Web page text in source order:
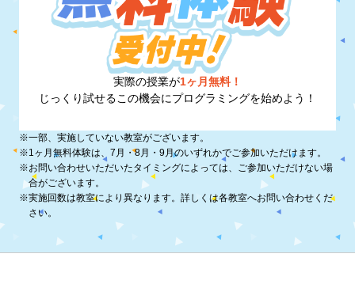
実際の授業が1ヶ月無料！
じっくり試せるこの機会にプログラミングを始めよう！
※一部、実施していない教室がございます。
※1ヶ月無料体験は、7月・8月・9月のいずれかでご参加いただけます。
※お問い合わせいただいたタイミングによっては、ご参加いただけない場
合がございます。
※実施回数は教室により異なります。詳しくは各教室へお問い合わせくだ
さい。